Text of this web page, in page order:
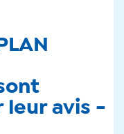
leur avis -